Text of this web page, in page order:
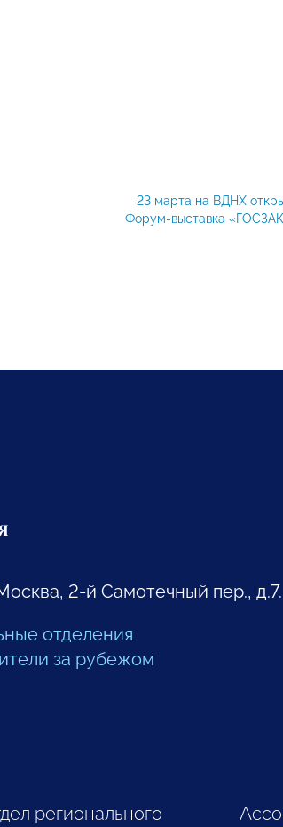
23 марта на ВДНХ
Форум-выcтавка
2-й Самотечный пер., д.7.
отделения
за рубежом
регионального